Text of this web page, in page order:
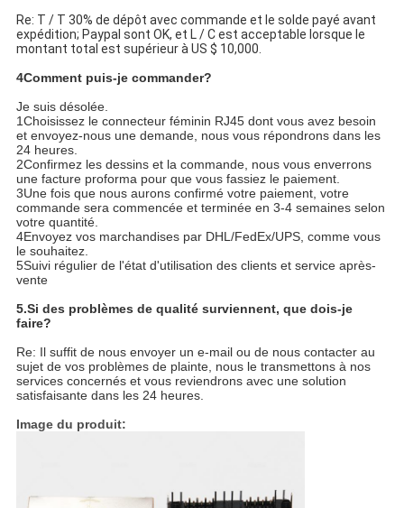
Re: T / T 30% de dépôt avec commande et le solde payé avant
expédition; Paypal sont OK, et L / C est acceptable lorsque le
montant total est supérieur à US $ 10,000.
4Comment puis-je commander?
Je suis désolée.
1Choisissez le connecteur féminin RJ45 dont vous avez besoin
et envoyez-nous une demande, nous vous répondrons dans les
24 heures.
2Confirmez les dessins et la commande, nous vous enverrons
une facture proforma pour que vous fassiez le paiement.
3Une fois que nous aurons confirmé votre paiement, votre
commande sera commencée et terminée en 3-4 semaines selon
votre quantité.
4Envoyez vos marchandises par DHL/FedEx/UPS, comme vous
le souhaitez.
5Suivi régulier de l'état d'utilisation des clients et service après-
vente
5.Si des problèmes de qualité surviennent, que dois-je
faire?
Re: Il suffit de nous envoyer un e-mail ou de nous contacter au
sujet de vos problèmes de plainte, nous le transmettons à nos
services concernés et vous reviendrons avec une solution
satisfaisante dans les 24 heures.
Image du produit: